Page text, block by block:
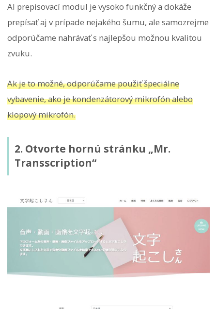
AI ​​prepisovací modul je vysoko funkčný a dokáže
prepísať aj v prípade nejakého šumu, ale samozrejme
odporúčame nahrávať s najlepšou možnou kvalitou
zvuku.
Ak je to možné, odporúčame použiť špeciálne
vybavenie, ako je kondenzátorový mikrofón alebo
klopový mikrofón.
2. Otvorte hornú stránku „Mr.
Transscription“